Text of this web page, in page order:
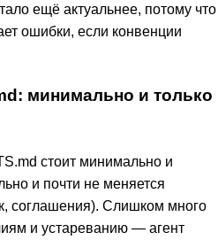
ещё актуальнее, потому что
ошибки, если конвенции
минимально и только
стоит минимально и
и почти не меняется
соглашения). Слишком много
и устареванию — агент